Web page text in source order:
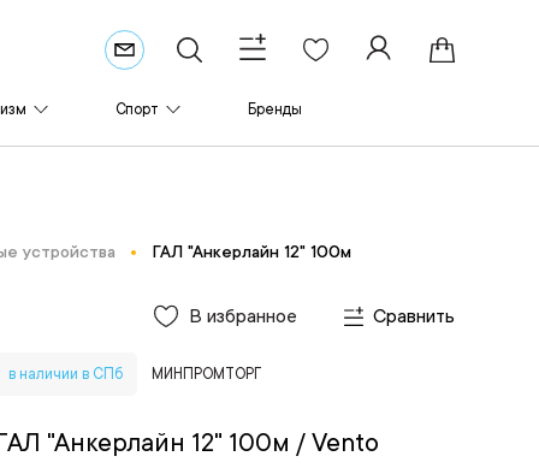
Спорт Бренды
устройства ГАЛ "Анкерлайн 12" 100м
В избранное Сравнить
в наличии в СПб МИНПРОМТОРГ
"Анкерлайн 12" 100м / Vento